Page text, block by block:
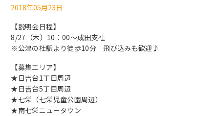
2018年05月23日
【説明会日程】
8/27（木）10：00～成田支社
※公津の杜駅より徒歩10分 飛び込みも歓迎♪
【募集エリア】
★日吉台1丁目周辺
★日吉台5丁目周辺
★七栄（七栄児童公園周辺）
★南七栄ニュータウン